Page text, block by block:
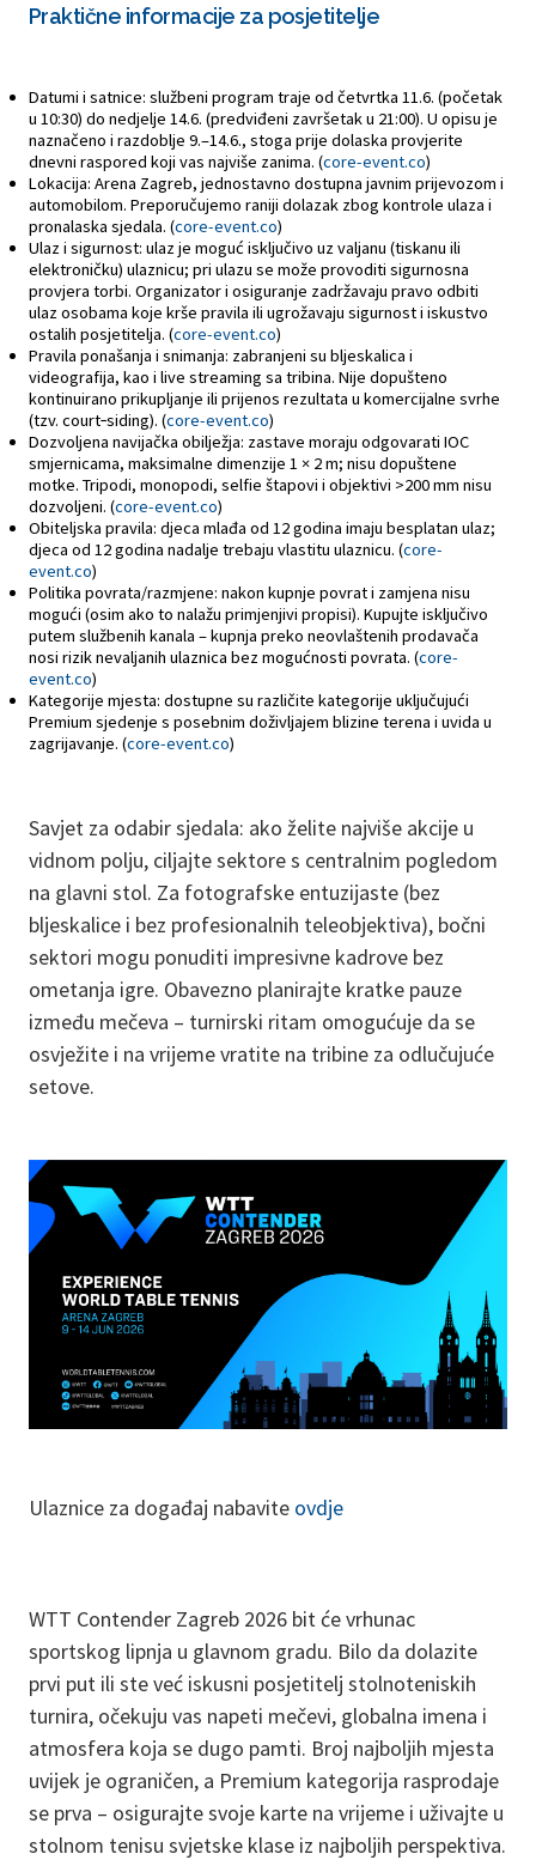
Praktične informacije za posjetitelje
Datumi i satnice: službeni program traje od četvrtka 11.6. (početak
u 10:30) do nedjelje 14.6. (predviđeni završetak u 21:00). U opisu je
naznačeno i razdoblje 9.–14.6., stoga prije dolaska provjerite
dnevni raspored koji vas najviše zanima. (core-event.co)
Lokacija: Arena Zagreb, jednostavno dostupna javnim prijevozom i
automobilom. Preporučujemo raniji dolazak zbog kontrole ulaza i
pronalaska sjedala. (core-event.co)
Ulaz i sigurnost: ulaz je moguć isključivo uz valjanu (tiskanu ili
elektroničku) ulaznicu; pri ulazu se može provoditi sigurnosna
provjera torbi. Organizator i osiguranje zadržavaju pravo odbiti
ulaz osobama koje krše pravila ili ugrožavaju sigurnost i iskustvo
ostalih posjetitelja. (core-event.co)
Pravila ponašanja i snimanja: zabranjeni su bljeskalica i
videografija, kao i live streaming sa tribina. Nije dopušteno
kontinuirano prikupljanje ili prijenos rezultata u komercijalne svrhe
(tzv. court‑siding). (core-event.co)
Dozvoljena navijačka obilježja: zastave moraju odgovarati IOC
smjernicama, maksimalne dimenzije 1 × 2 m; nisu dopuštene
motke. Tripodi, monopodi, selfie štapovi i objektivi >200 mm nisu
dozvoljeni. (core-event.co)
Obiteljska pravila: djeca mlađa od 12 godina imaju besplatan ulaz;
djeca od 12 godina nadalje trebaju vlastitu ulaznicu. (core-
event.co)
Politika povrata/razmjene: nakon kupnje povrat i zamjena nisu
mogući (osim ako to nalažu primjenjivi propisi). Kupujte isključivo
putem službenih kanala – kupnja preko neovlaštenih prodavača
nosi rizik nevaljanih ulaznica bez mogućnosti povrata. (core-
event.co)
Kategorije mjesta: dostupne su različite kategorije uključujući
Premium sjedenje s posebnim doživljajem blizine terena i uvida u
zagrijavanje. (core-event.co)
Savjet za odabir sjedala: ako želite najviše akcije u
vidnom polju, ciljajte sektore s centralnim pogledom
na glavni stol. Za fotografske entuzijaste (bez
bljeskalice i bez profesionalnih teleobjektiva), bočni
sektori mogu ponuditi impresivne kadrove bez
ometanja igre. Obavezno planirajte kratke pauze
između mečeva – turnirski ritam omogućuje da se
osvježite i na vrijeme vratite na tribine za odlučujuće
setove.
Ulaznice za događaj nabavite ovdje
WTT Contender Zagreb 2026 bit će vrhunac
sportskog lipnja u glavnom gradu. Bilo da dolazite
prvi put ili ste već iskusni posjetitelj stolnoteniskih
turnira, očekuju vas napeti mečevi, globalna imena i
atmosfera koja se dugo pamti. Broj najboljih mjesta
uvijek je ograničen, a Premium kategorija rasprodaje
se prva – osigurajte svoje karte na vrijeme i uživajte u
stolnom tenisu svjetske klase iz najboljih perspektiva.